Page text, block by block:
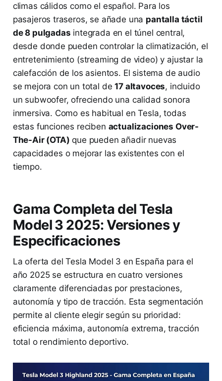
climas cálidos como el español. Para los
pasajeros traseros, se añade una pantalla táctil
de 8 pulgadas integrada en el túnel central,
desde donde pueden controlar la climatización, el
entretenimiento (streaming de video) y ajustar la
calefacción de los asientos. El sistema de audio
se mejora con un total de17 altavoces, incluido
un subwoofer, ofreciendo una calidad sonora
inmersiva. Como es habitual en Tesla, todas
estas funciones reciben actualizaciones Over-
The-Air (OTA) que pueden añadir nuevas
capacidades o mejorar las existentes con el
tiempo.
Gama Completa del Tesla
Model 3 2025: Versiones y
Especificaciones
La oferta del Tesla Model 3 en España para el
año 2025 se estructura en cuatro versiones
claramente diferenciadas por prestaciones,
autonomía y tipo de tracción. Esta segmentación
permite al cliente elegir según su prioridad:
eficiencia máxima, autonomía extrema, tracción
total o rendimiento deportivo.